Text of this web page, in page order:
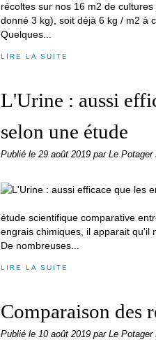
récoltes sur nos 16 m2 de
donné 3 kg), soit déjà 6 kg / m2 à
Quelques...
LIRE LA SUITE
L'Urine : aussi
selon une étude
Publié le 29 août 2019 par Le Potager
étude scientifique comparative
engrais chimiques, il apparait qu'il
De nombreuses...
LIRE LA SUITE
Comparaison des
Publié le 10 août 2019 par Le Potager